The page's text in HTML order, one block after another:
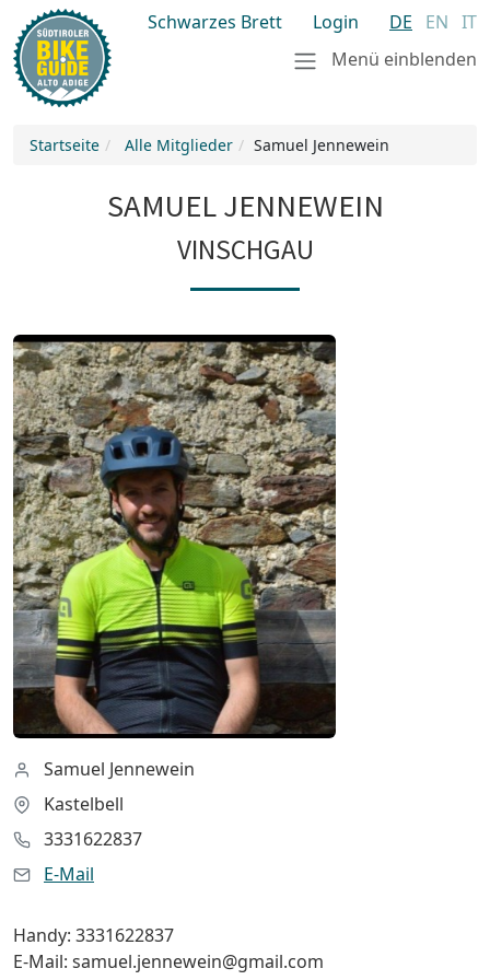
Schwarzes Brett Login DE EN IT
Menü einblenden
Startseite Alle Mitglieder Samuel Jennewein
SAMUEL JENNEWEIN
VINSCHGAU
Samuel Jennewein
Kastelbell
3331622837
E-Mail
Handy: 3331622837
E-Mail: samuel.jennewein@gmail.com